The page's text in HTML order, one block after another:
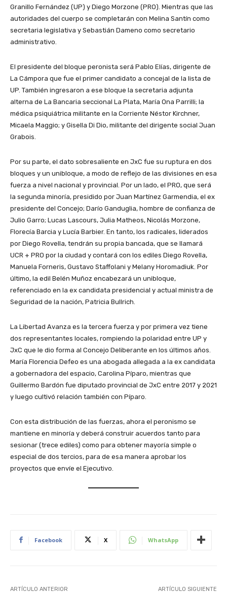
Granillo Fernández (UP) y Diego Morzone (PRO). Mientras que las
autoridades del cuerpo se completarán con Melina Santín como
secretaria legislativa y Sebastián Dameno como secretario
administrativo.
El presidente del bloque peronista será Pablo Elías, dirigente de
La Cámpora que fue el primer candidato a concejal de la lista de
UP. También ingresaron a ese bloque la secretaria adjunta
alterna de La Bancaria seccional La Plata, María Ona Parrilli; la
médica psiquiátrica militante en la Corriente Néstor Kirchner,
Micaela Maggio; y Gisella Di Dio, militante del dirigente social Juan
Grabois.
Por su parte, el dato sobresaliente en JxC fue su ruptura en dos
bloques y un unibloque, a modo de reflejo de las divisiones en esa
fuerza a nivel nacional y provincial. Por un lado, el PRO, que será
la segunda minoría, presidido por Juan Martínez Garmendia, el ex
presidente del Concejo; Darío Ganduglia, hombre de confianza de
Julio Garro; Lucas Lascours, Julia Matheos, Nicolás Morzone,
Florecía Barcia y Lucía Barbier. En tanto, los radicales, liderados
por Diego Rovella, tendrán su propia bancada, que se llamará
UCR + PRO por la ciudad y contará con los ediles Diego Rovella,
Manuela Forneris, Gustavo Staffolani y Melany Horomadiuk. Por
último, la edil Belén Muñoz encabezará un unibloque,
referenciado en la ex candidata presidencial y actual ministra de
Seguridad de la nación, Patricia Bullrich.
La Libertad Avanza es la tercera fuerza y por primera vez tiene
dos representantes locales, rompiendo la polaridad entre UP y
JxC que le dio forma al Concejo Deliberante en los últimos años.
María Florencia Defeo es una abogada allegada a la ex candidata
a gobernadora del espacio, Carolina Píparo, mientras que
Guillermo Bardón fue diputado provincial de JxC entre 2017 y 2021
y luego cultivó relación también con Píparo.
Con esta distribución de las fuerzas, ahora el peronismo se
mantiene en minoría y deberá construir acuerdos tanto para
sesionar (trece ediles) como para obtener mayoría simple o
especial de dos tercios, para de esa manera aprobar los
proyectos que envíe el Ejecutivo.
Facebook X WhatsApp
ARTÍCULO ANTERIOR ARTÍCULO SIGUIENTE